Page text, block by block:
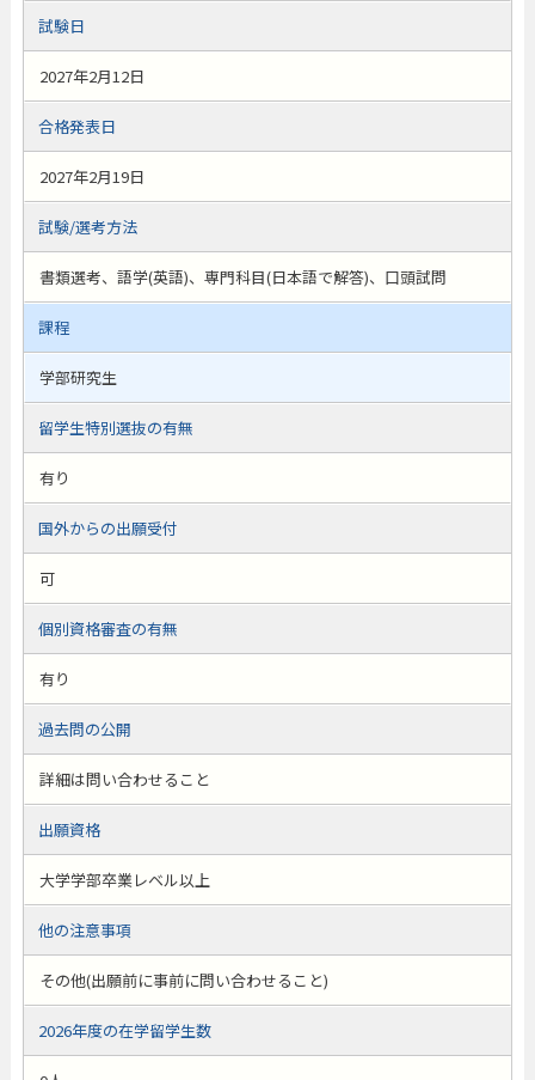
試験日
2027年2月12日
合格発表日
2027年2月19日
試験/選考方法
書類選考、語学(英語)、専門科目(日本語で解答)、口頭試問
課程
学部研究生
留学生特別選抜の有無
有り
国外からの出願受付
可
個別資格審査の有無
有り
過去問の公開
詳細は問い合わせること
出願資格
大学学部卒業レベル以上
他の注意事項
その他(出願前に事前に問い合わせること)
2026年度の在学留学生数